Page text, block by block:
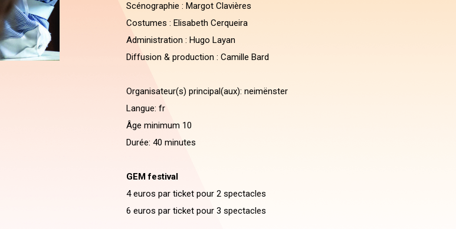
Scénographie : Margot Clavières
Costumes : Elisabeth Cerqueira
Administration : Hugo Layan
Diffusion & production : Camille Bard
Organisateur(s) principal(aux): neimënster
Langue: fr
Âge minimum 10
Durée: 40 minutes
GEM festival
4 euros par ticket pour 2 spectacles
6 euros par ticket pour 3 spectacles